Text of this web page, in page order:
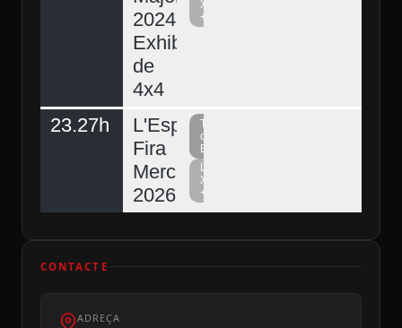
2024.
Exhibició
de
4x4
Xarxa
+
23.27h
L'Espunyola,
Fira
Mercat
2026
Televisió
del
Berguedà
La
Xarxa
+
CONTACTE
ADREÇA